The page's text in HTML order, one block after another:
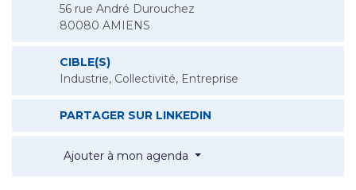
56 rue André Durouchez
80080 AMIENS
CIBLE(S)
Industrie, Collectivité, Entreprise
PARTAGER SUR LINKEDIN
Ajouter à mon agenda Du Biosourcé et Géosourcé